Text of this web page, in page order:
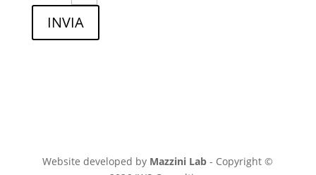
INVIA
Website developed by Mazzini Lab - Copyright ©